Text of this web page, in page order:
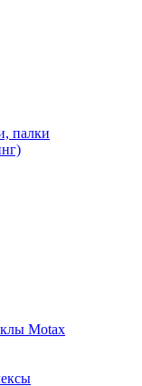
палки
Motax